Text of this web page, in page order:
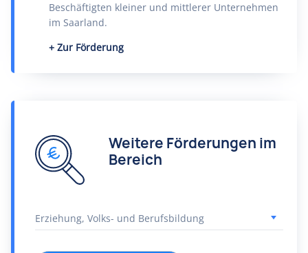
Beschäftigten kleiner und mittlerer Unternehmen
im Saarland.
Zur Förderung
Weitere Förderungen im
Bereich